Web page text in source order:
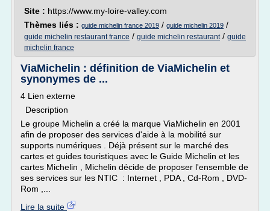
Site : https://www.my-loire-valley.com
Thèmes liés : guide michelin france 2019 / guide michelin 2019 /
guide michelin restaurant france / guide michelin restaurant/ guide
michelin france
ViaMichelin : définition de ViaMichelin et
synonymes de ...
4 Lien externe
Description
Le groupe Michelin a créé la marque ViaMichelin en 2001
afin de proposer des services d'aide à la mobilité sur
supports numériques . Déjà présent sur le marché des
cartes et guides touristiques avec le Guide Michelin et les
cartes Michelin , Michelin décide de proposer l'ensemble de
ses services sur les NTIC : Internet , PDA , Cd-Rom , DVD-
Rom ,...
Lire la suite